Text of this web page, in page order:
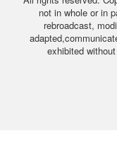
not in whole or in
rebroadcast,
exhibited